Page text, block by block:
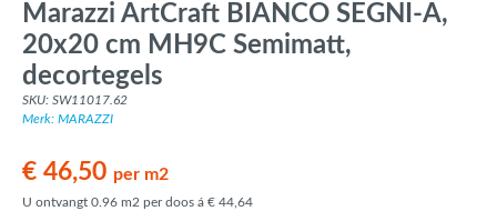
Marazzi ArtCraft BIANCO SEGNI-A,
20x20 cm MH9C Semimatt,
decortegels
SKU: SW11017.62
Merk: MARAZZI
€ 46,50 per m2
U ontvangt 0.96 m2 per doos á € 44,64